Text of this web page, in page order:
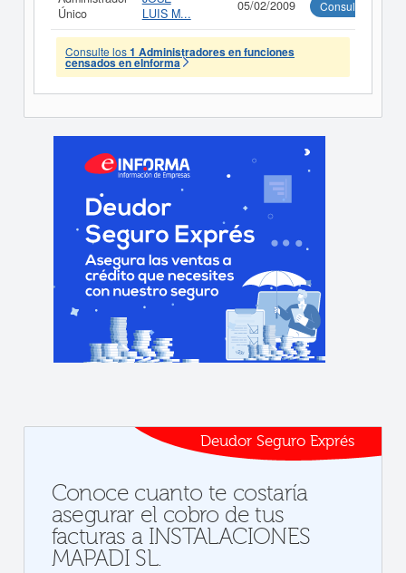
Único
LUIS M...
05/02/2009 Consultar
Consulte los1 Administradores en funciones
censados en eInforma
Deudor Seguro Exprés
Conoce cuanto te costaría
asegurar el cobro de tus
facturas a INSTALACIONES
MAPADI SL.